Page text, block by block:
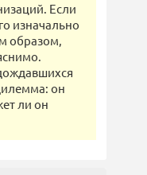
Если
изначально
образом,
он
ли он